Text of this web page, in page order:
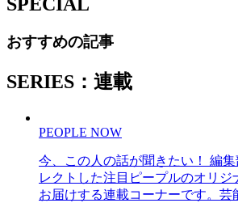
SPECIAL
おすすめの記事
SERIES：連載
PEOPLE NOW
今、この人の話が聞きたい！ 編
レクトした注目ピープルのオリジ
お届けする連載コーナーです。芸